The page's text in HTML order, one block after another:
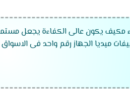
مكيف يكون عالى الكفاءة يجعل
ميديا الجهاز رقم واحد فى
موديلات تكييف